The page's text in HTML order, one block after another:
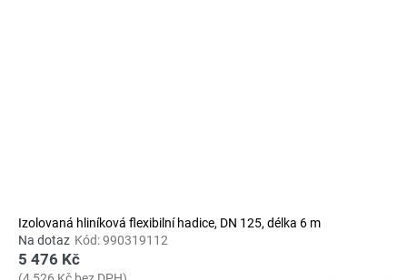
Izolovaná hliníková flexibilní hadice, DN 125, délka 6 m
Na dotaz Kód:990319112
5 476 Kč